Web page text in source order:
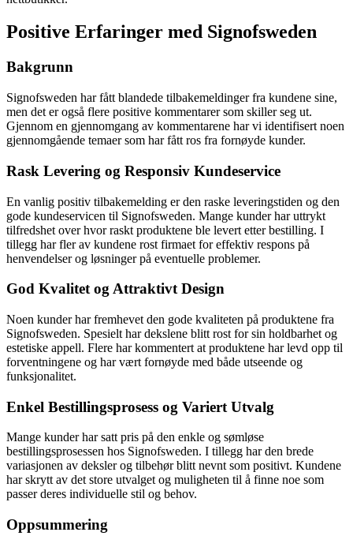
Positive Erfaringer med Signofsweden
Bakgrunn
Signofsweden har fått blandede tilbakemeldinger fra kundene sine,
men det er også flere positive kommentarer som skiller seg ut.
Gjennom en gjennomgang av kommentarene har vi identifisert noen
gjennomgående temaer som har fått ros fra fornøyde kunder.
Rask Levering og Responsiv Kundeservice
En vanlig positiv tilbakemelding er den raske leveringstiden og den
gode kundeservicen til Signofsweden. Mange kunder har uttrykt
tilfredshet over hvor raskt produktene ble levert etter bestilling. I
tillegg har fler av kundene rost firmaet for effektiv respons på
henvendelser og løsninger på eventuelle problemer.
God Kvalitet og Attraktivt Design
Noen kunder har fremhevet den gode kvaliteten på produktene fra
Signofsweden. Spesielt har dekslene blitt rost for sin holdbarhet og
estetiske appell. Flere har kommentert at produktene har levd opp til
forventningene og har vært fornøyde med både utseende og
funksjonalitet.
Enkel Bestillingsprosess og Variert Utvalg
Mange kunder har satt pris på den enkle og sømløse
bestillingsprosessen hos Signofsweden. I tillegg har den brede
variasjonen av deksler og tilbehør blitt nevnt som positivt. Kundene
har skrytt av det store utvalget og muligheten til å finne noe som
passer deres individuelle stil og behov.
Oppsummering